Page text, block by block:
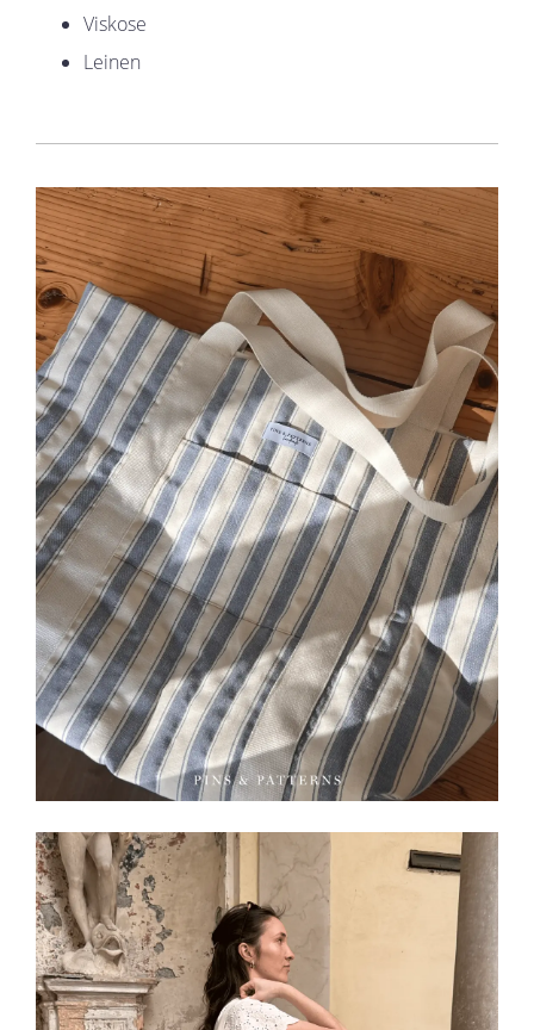
30 Sekunden
FOLLOW
Viskose
Leinen